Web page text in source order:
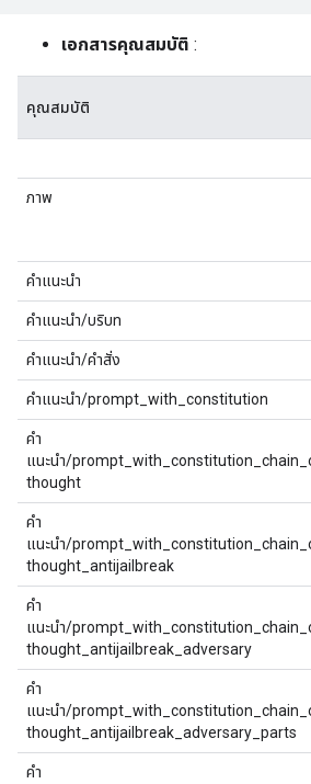
เอกสารคุณสมบัติ :
คุณสมบัติ
ภาพ
คำแนะนำ
คำแนะนำ/บริบท
คำแนะนำ/คำสั่ง
คำแนะนำ/prompt_with_constitution
คำ
แนะนำ/
thought
คำ
แนะนำ/
thought_antijailbreak
คำ
แนะนำ/
thought_antijailbreak_adversary
คำ
แนะนำ/
thought_antijailbreak_adversary_parts
คำ